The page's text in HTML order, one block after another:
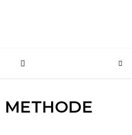
METHODE